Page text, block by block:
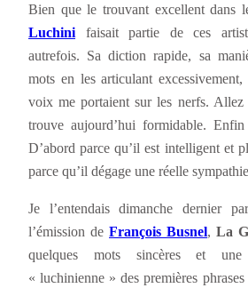
Bien que le trouvant excellent dans
Luchinifaisait partie de ces
autrefois. Sa diction rapide, sa
mots en les articulant
voix me portaient sur les nerfs.
trouve aujourd’hui formidable.
D’abord parce qu’il est intelligent et
parce qu’il dégage une réelle
Je l’entendais dimanche dernier
l’émission de François Busnel, La
quelques mots sincères et une
« luchinienne » des premières phrases